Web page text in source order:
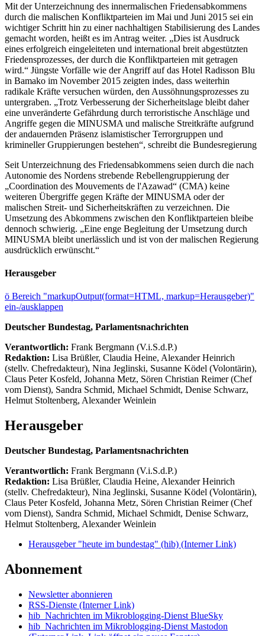
Mit der Unterzeichnung des innermalischen Friedensabkommens
durch die malischen Konfliktparteien im Mai und Juni 2015 sei ein
wichtiger Schritt hin zu einer nachhaltigen Stabilisierung des Landes
gemacht worden, heißt es im Antrag weiter. „Dies ist Ausdruck
eines erfolgreich eingeleiteten und international breit abgestützten
Friedensprozesses, der durch die Konfliktparteien mit getragen
wird.“ Jüngste Vorfälle wie der Angriff auf das Hotel Radisson Blu
in Bamako im November 2015 zeigten indes, dass weiterhin
radikale Kräfte versuchen würden, den Aussöhnungsprozesses zu
untergraben. „Trotz Verbesserung der Sicherheitslage bleibt daher
eine unveränderte Gefährdung durch terroristische Anschläge und
Angriffe gegen die MINUSMA und malische Streitkräfte aufgrund
der andauernden Präsenz islamistischer Terrorgruppen und
krimineller Gruppierungen bestehen“, schreibt die Bundesregierung
Seit Unterzeichnung des Friedensabkommens seien durch die nach
Autonomie des Nordens strebende Rebellengruppierung der
„Coordination des Mouvements de l'Azawad“ (CMA) keine
weiteren Übergriffe gegen Kräfte der MINUSMA oder der
malischen Streit- und Sicherheitskräften zu verzeichnen. Die
Umsetzung des Abkommens zwischen den Konfliktparteien bleibe
dennoch schwierig. „Eine enge Begleitung der Umsetzung durch
MINUSMA bleibt unerlässlich und ist von der malischen Regierung
ausdrücklich erwünscht.“
Herausgeber
ö Bereich "markupOutput(format=HTML, markup=Herausgeber)"
ein-/ausklappen
Deutscher Bundestag, Parlamentsnachrichten
Verantwortlich: Frank Bergmann (V.i.S.d.P.)
Redaktion: Lisa Brüßler, Claudia Heine, Alexander Heinrich
(stellv. Chefredakteur), Nina Jeglinski, Susanne Ködel (Volontärin),
Claus Peter Kosfeld, Johanna Metz, Sören Christian Reimer (Chef
vom Dienst), Sandra Schmid, Michael Schmidt, Denise Schwarz,
Helmut Stoltenberg, Alexander Weinlein
Herausgeber
Deutscher Bundestag, Parlamentsnachrichten
Verantwortlich: Frank Bergmann (V.i.S.d.P.)
Redaktion: Lisa Brüßler, Claudia Heine, Alexander Heinrich
(stellv. Chefredakteur), Nina Jeglinski, Susanne Ködel (Volontärin),
Claus Peter Kosfeld, Johanna Metz, Sören Christian Reimer (Chef
vom Dienst), Sandra Schmid, Michael Schmidt, Denise Schwarz,
Helmut Stoltenberg, Alexander Weinlein
Herausgeber "heute im bundestag" (hib) (Interner Link)
Abonnement
Newsletter abonnieren
RSS-Dienste (Interner Link)
hib_Nachrichten im Mikroblogging-Dienst BlueSky
hib_Nachrichten im Mikroblogging-Dienst Mastodon